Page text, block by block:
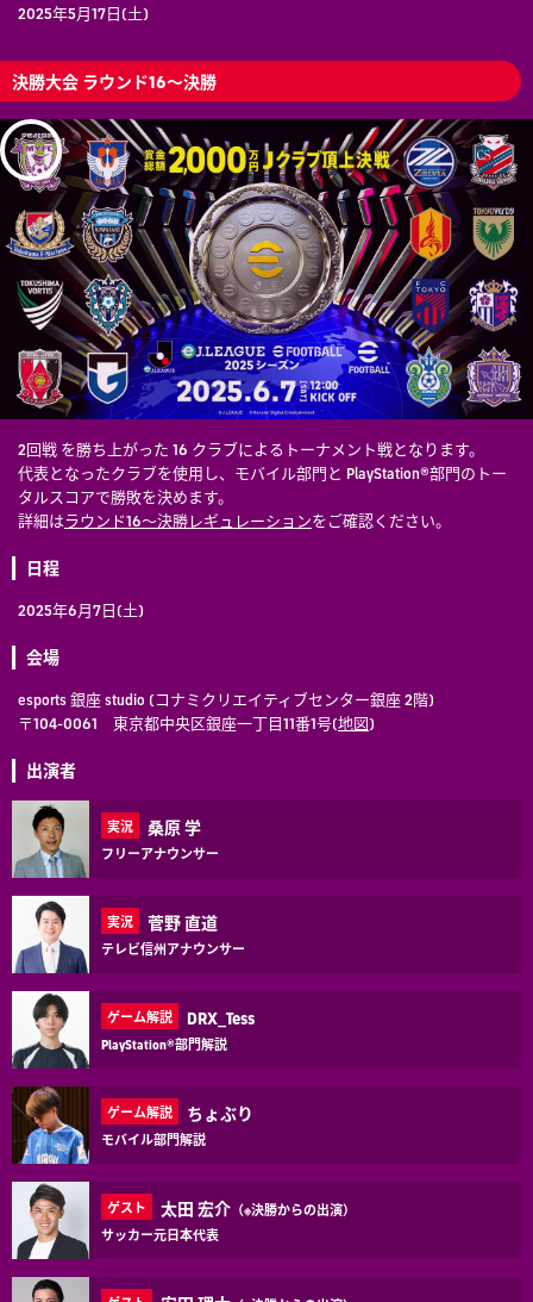
2025年5月17日(土)
決勝大会 ラウンド16～決勝
2回戦 を勝ち上がった 16 クラブによるトーナメント戦となります。
代表となったクラブを使用し、モバイル部門と PlayStation®部門のトー
タルスコアで勝敗を決めます。
詳細はラウンド16～決勝レギュレーションをご確認ください。
日程
2025年6月7日(土)
会場
esports 銀座 studio (コナミクリエイティブセンター銀座 2階)
〒104-0061 東京都中央区銀座一丁目11番1号(地図)
出演者
実況 桑原 学
フリーアナウンサー
実況 菅野 直道
テレビ信州アナウンサー
ゲーム解説 DRX_Tess
PlayStation®部門解説
ゲーム解説 ちょぶり
モバイル部門解説
ゲスト 太田 宏介 （※決勝からの出演）
サッカー元日本代表